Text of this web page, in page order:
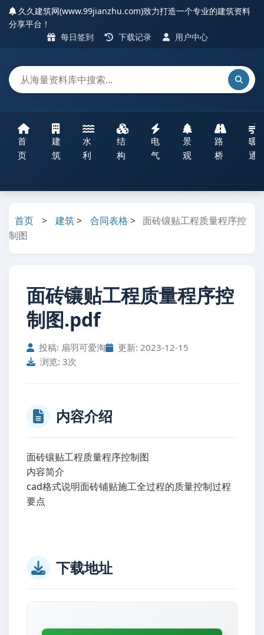
久久建筑网(www.99jianzhu.com)致力打造一个专业的建筑资料
分享平台！
每日签到
下载记录 用户中心
首
页
建
筑
水
利
结
构
电
气
景
观
路
桥
暖
通
首页 > 建筑> 合同表格 > 面砖镶贴工程质量程序控
制图
面砖镶贴工程质量程序控
制图.pdf
投稿: 扇羽可爱淘
更新: 2023-12-15
浏览: 3次
内容介绍
面砖镶贴工程质量程序控制图
内容简介
cad格式说明面砖铺贴施工全过程的质量控制过程
要点
下载地址